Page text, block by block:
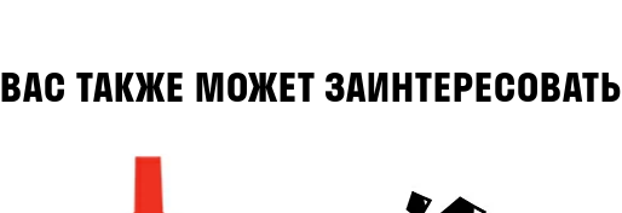
ВАС ТАКЖЕ МОЖЕТ ЗАИНТЕРЕСОВАТЬ